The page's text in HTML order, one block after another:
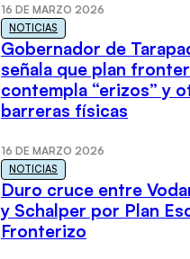
16 DE MARZO 2026
NOTICIAS
Gobernador de
señala que plan
contempla “erizos” y
barreras físicas
16 DE MARZO 2026
NOTICIAS
Duro cruce entre
y Schalper por Plan
Fronterizo